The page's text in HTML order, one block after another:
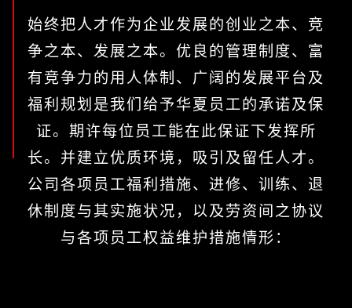
始终把人才作为企业发展的创业之本、竞
争之本、发展之本。优良的管理制度、富
有竞争力的用人体制、广阔的发展平台及
福利规划是我们给予华夏员工的承诺及保
证。期许每位员工能在此保证下发挥所
长。并建立优质环境，吸引及留任人才。
公司各项员工福利措施、进修、训练、退
休制度与其实施状况，以及劳资间之协议
与各项员工权益维护措施情形：